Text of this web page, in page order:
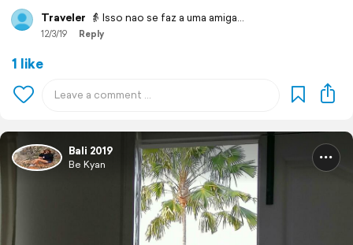
Traveler 👵 Isso nao se faz a uma amiga...
12/3/19 Reply
1 like
Bali 2019
Be Kyan